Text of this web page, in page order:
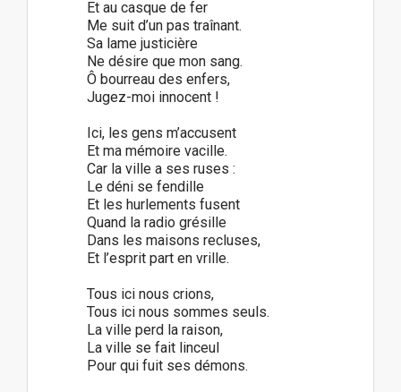
Et au casque de fer
Me suit d’un pas traînant.
Sa lame justicière
Ne désire que mon sang.
Ô bourreau des enfers,
Jugez-moi innocent !
Ici, les gens m’accusent
Et ma mémoire vacille.
Car la ville a ses ruses :
Le déni se fendille
Et les hurlements fusent
Quand la radio grésille
Dans les maisons recluses,
Et l’esprit part en vrille.
Tous ici nous crions,
Tous ici nous sommes seuls.
La ville perd la raison,
La ville se fait linceul
Pour qui fuit ses démons.